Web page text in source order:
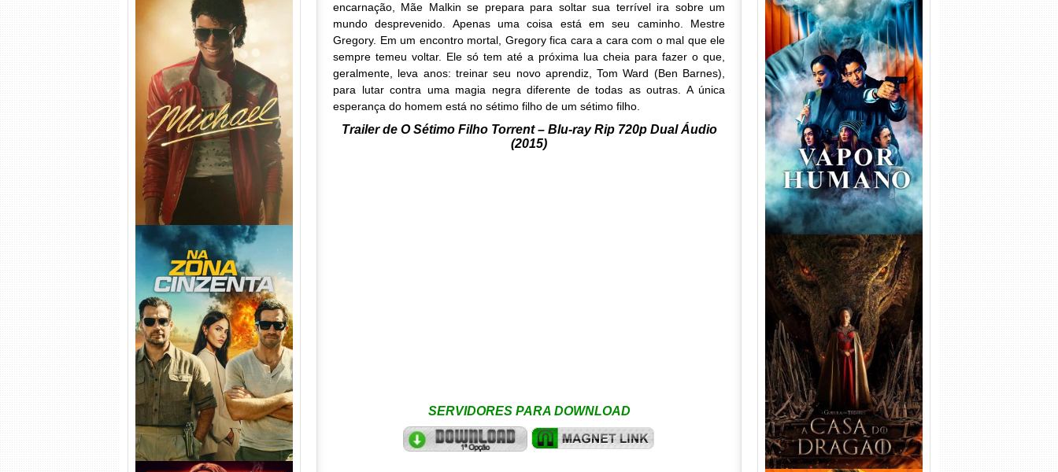
encarnação, Mãe Malkin se prepara para soltar sua terrível ira sobre um
mundo desprevenido. Apenas uma coisa está em seu caminho. Mestre
Gregory. Em um encontro mortal, Gregory fica cara a cara com o mal que ele
sempre temeu voltar. Ele só tem até a próxima lua cheia para fazer o que,
geralmente, leva anos: treinar seu novo aprendiz, Tom Ward (Ben Barnes),
para lutar contra uma magia negra diferente de todas as outras. A única
esperança do homem está no sétimo filho de um sétimo filho.
Trailer de O Sétimo Filho Torrent – Blu-ray Rip 720p Dual Áudio
(2015)
SERVIDORES PARA DOWNLOAD
Michael Torrent (2026) WEB-
DL 1080p/4K Dual Áudio
Na Zona Cinzenta Torrent
(2026) WEB-DL 1080p/4K
Dual Áudio
Vapor Humano 1ª Temporada
Torrent (2026) WEB-DL 1080p
Dual Áudio
A Casa do Dragão 1ª
Temporada Torrent (2022)
WEB-DL 720p/1080p Dual
Áudio